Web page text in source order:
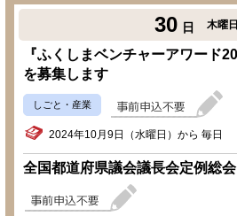
30 日 木曜日
『ふくしまベンチャーアワード
を募集します
しごと・産業
2024年10月9日（水曜日）から 毎日
全国都道府県議会議長会定例総会